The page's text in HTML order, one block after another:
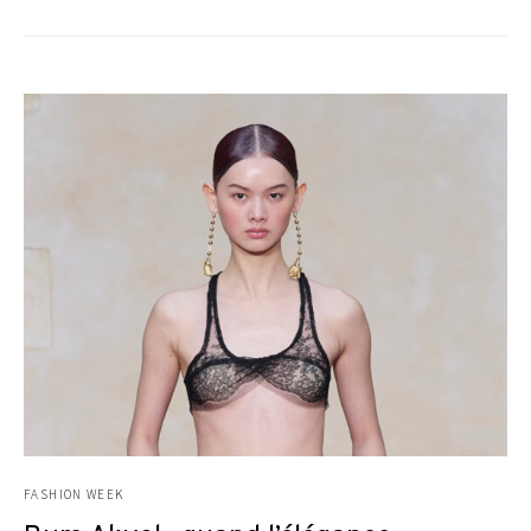
FASHION WEEK